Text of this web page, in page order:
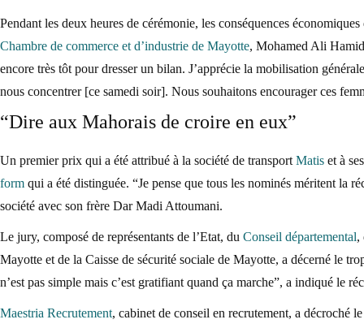
Pendant les deux heures de cérémonie, les conséquences
Chambre de commerce et d’industrie de Mayotte, Mohamed Ali
encore très tôt pour dresser un bilan. J’apprécie la mobilisation
nous concentrer [ce samedi soir]. Nous souhaitons encourager ces
“Dire aux Mahorais de croire en eux”
Un premier prix qui a été attribué à la société de transport Matis et à
form qui a été distinguée. “Je pense que tous les nominés méritent la
société avec son frère Dar Madi Attoumani.
Le jury, composé de représentants de l’Etat, du Conseil départemental,
Mayotte et de la Caisse de sécurité sociale de Mayotte, a décerné le
n’est pas simple mais c’est gratifiant quand ça marche”, a indiqué le
Maestria Recrutement, cabinet de conseil en recrutement, a décroché